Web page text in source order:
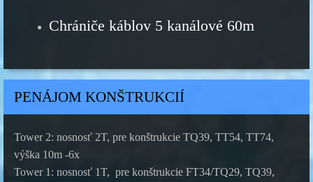
Chrániče káblov 5 kanálové 60m
PENÁJOM KONŠTRUKCIÍ
Tower 2: nosnosť 2T, pre konštrukcie TQ39, TT54, TT74,
výška 10m -6x
Tower 1: nosnosť 1T, pre konštrukcie FT34/TQ29, TQ39,